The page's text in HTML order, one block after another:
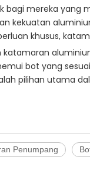
bagi mereka yang
kekuatan
khusus,
bot yang
pilihan utama
Penumpang